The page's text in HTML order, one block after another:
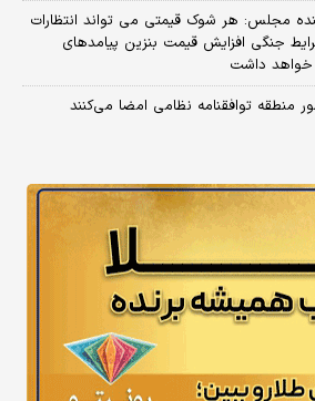
مجلس: هر شوک قیمتی می تواند انتظارات
جنگی افزایش قیمت بنزین پیامدهای
خواهد داشت